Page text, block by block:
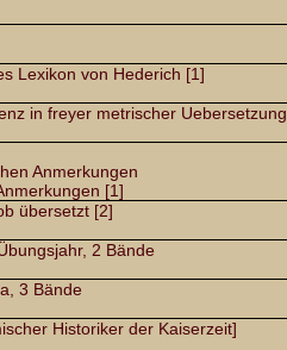
Lexikon von Hederich [1]
in freyer metrischer Uebersetzung
Anmerkungen
[1]
übersetzt [2]
2 Bände
3 Bände
Historiker der Kaiserzeit]